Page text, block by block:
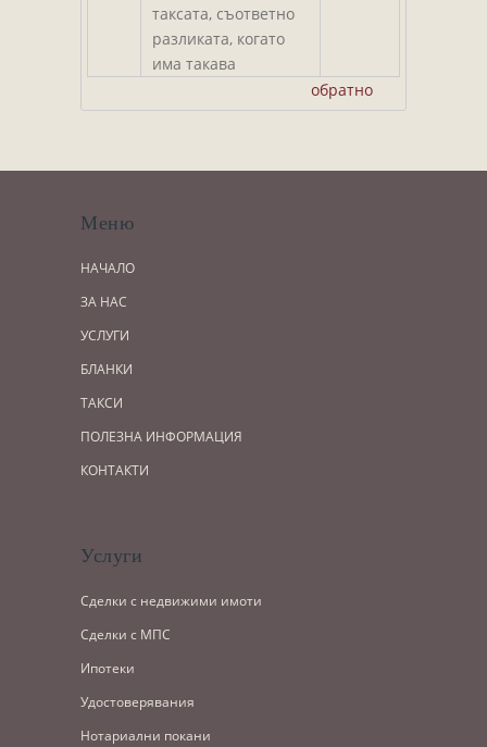
таксата, съответно
разликата, когато
има такава
обратно
Меню
НАЧАЛО
ЗА НАС
УСЛУГИ
БЛАНКИ
ТАКСИ
ПОЛЕЗНА ИНФОРМАЦИЯ
КОНТАКТИ
Услуги
Сделки с недвижими имоти
Сделки с МПС
Ипотеки
Удостоверявания
Нотариални покани